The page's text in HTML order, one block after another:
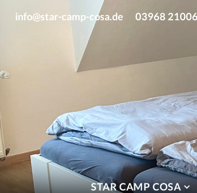
STAR CAMP COSA
info@star-camp-cosa.de 03968